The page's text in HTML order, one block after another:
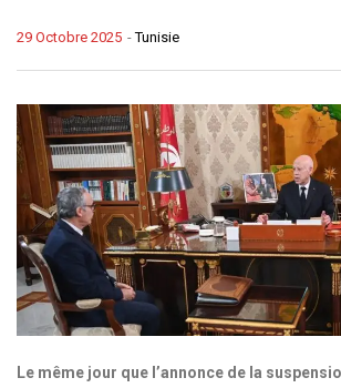
-Tunisie
29 Octobre 2025
Le même jour que l’annonce de la